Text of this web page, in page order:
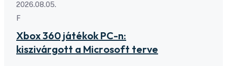
2026.08.05.
F
Xbox 360 játékok PC-n:
kiszivárgott a Microsoft terve